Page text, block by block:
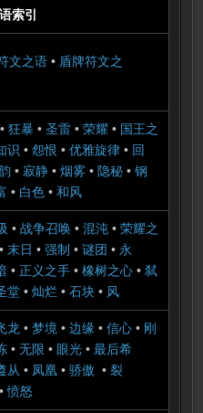
索引
文之语 • 盾牌符文之
•狂暴 •圣雷 •荣耀 • 国王之
识 •怨恨 •优雅旋律 • 回
•寂静 •烟雾 • 隐秘 •钢
• 白色 •和风
•战争召唤 •混沌 •荣耀之
•末日 •强制 •谜团 • 永
•正义之手 •橡树之心 •弑
堂 •灿烂 •石块 • 风
龙 •梦境 •边缘 •信心 • 刚
•无限 • 眼光 •最后希
从 • 凤凰 •骄傲 •裂
•愤怒